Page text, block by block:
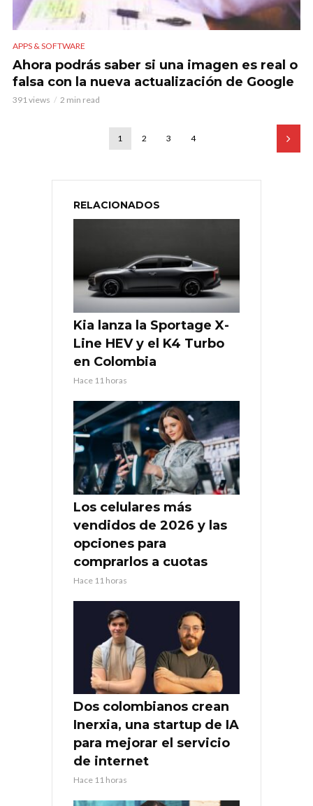
APPS & SOFTWARE
Ahora podrás saber si una imagen es real o
falsa con la nueva actualización de Google
391 views 2 min read
1 2 3 4
RELACIONADOS
Kia lanza la Sportage X-
Line HEV y el K4 Turbo
en Colombia
Hace 11 horas
Los celulares más
vendidos de 2026 y las
opciones para
comprarlos a cuotas
Hace 11 horas
Dos colombianos crean
Inerxia, una startup de IA
para mejorar el servicio
de internet
Hace 11 horas